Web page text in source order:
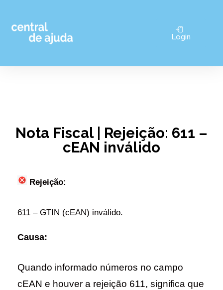
Pular
Login
Nota Fiscal | Rejeição: 611 –
cEAN inválido
Rejeição:
611 – GTIN (cEAN) inválido.
Causa:
Quando informado números no campo
cEAN e houver a rejeição 611, significa que